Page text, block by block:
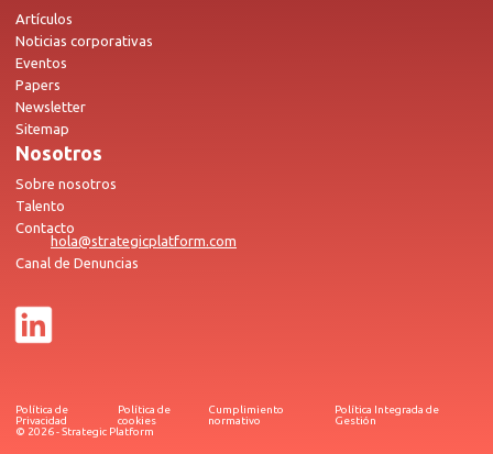
Artículos
Noticias corporativas
Eventos
Papers
Newsletter
Sitemap
Nosotros
Sobre nosotros
Talento
Contacto
hola@strategicplatform.com
Canal de Denuncias
Política de
Privacidad
Política de
cookies
Cumplimiento
normativo
Política Integrada de
Gestión
© 2026 - Strategic Platform